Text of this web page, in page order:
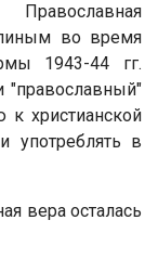
Православная
во время
1943-44 гг.
"православный"
христианской
употреблять в
вера осталась